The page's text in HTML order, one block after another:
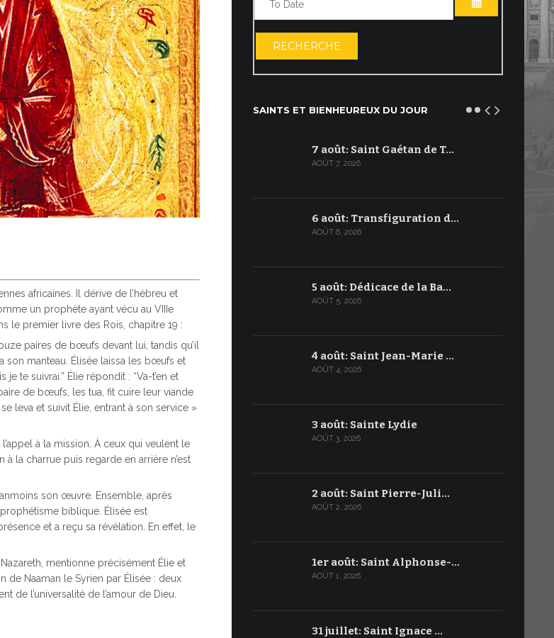
africaines. Il dérive de l’hébreu et
un prophète ayant vécu au VIIIe
le premier livre des Rois, chapitre 19 :
paires de bœufs devant lui, tandis qu’il
son manteau. Élisée laissa les bœufs et
te suivrai.” Élie répondit : “Va-t’en et
de bœufs, les tua, fit cuire leur viande
leva et suivit Élie, entrant à son service »
à la mission. À ceux qui veulent le
la charrue puis regarde en arrière n’est
son œuvre. Ensemble, après
biblique. Élisée est
et a reçu sa révélation. En effet, le
mentionne précisément Élie et
de Naaman le Syrien par Élisée : deux
de l’universalité de l’amour de Dieu.
OUVRIR LE
RECHERCHE
SAINTS ET BIENHEUREUX DU JOUR
7 août: Saint Gaétan de T…
AOÛT 7, 2026
6 août: Transfiguration d…
AOÛT 6, 2026
5 août: Dédicace de la Ba…
AOÛT 5, 2026
4 août: Saint Jean-Marie …
AOÛT 4, 2026
3 août: Sainte Lydie
AOÛT 3, 2026
2 août: Saint Pierre-Juli…
AOÛT 2, 2026
1er août: Saint Alphonse-…
AOÛT 1, 2026
31 juillet: Saint Ignace …